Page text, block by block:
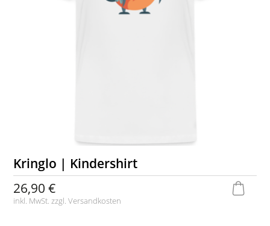
Kringlo | Kindershirt
26,90 €
inkl. MwSt. zzgl.Versandkosten